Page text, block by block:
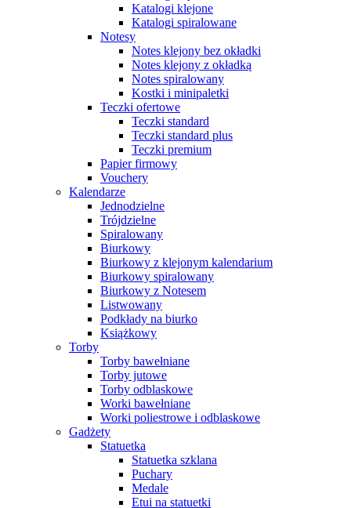
Katalogi klejone
Katalogi spiralowane
Notesy
Notes klejony bez okładki
Notes klejony z okładką
Notes spiralowany
Kostki i minipaletki
Teczki ofertowe
Teczki standard
Teczki standard plus
Teczki premium
Papier firmowy
Vouchery
Kalendarze
Jednodzielne
Trójdzielne
Spiralowany
Biurkowy
Biurkowy z klejonym kalendarium
Biurkowy spiralowany
Biurkowy z Notesem
Listwowany
Podkłady na biurko
Książkowy
Torby
Torby bawełniane
Torby jutowe
Torby odblaskowe
Worki bawełniane
Worki poliestrowe i odblaskowe
Gadżety
Statuetka
Statuetka szklana
Puchary
Medale
Etui na statuetki